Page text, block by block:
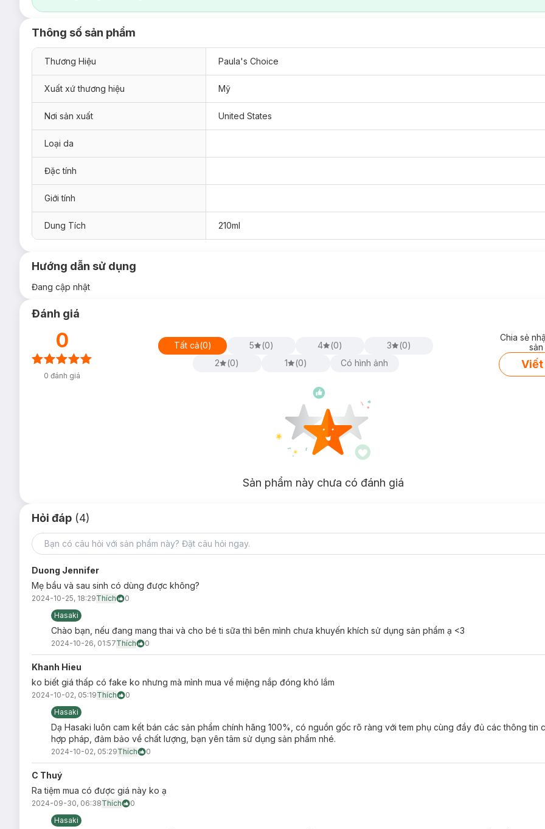
Thông số sản phẩm
Thương Hiệu Paula's Choice
Xuất xứ thương hiệu Mỹ
Nơi sản xuất United States
Loại da
Đặc tính
Giới tính
Dung Tích 210ml
Hướng dẫn sử dụng
Đang cập nhật
Đánh giá
0
0 đánh giá
Tất cả(0) 5 (0) 4 (0) 3 (0)
2
(0) 1 (0) Có hình ảnh
Chia sẻ
Viết
Sản phẩm này chưa có đánh giá
Hỏi đáp (4)
Duong Jennifer
Mẹ bầu và sau sinh có dùng được không?
2024-10-25, 18:29Thích
0
Hasaki
Chào bạn, nếu đang mang thai và cho bé ti sữa thì bên mình chưa khuyến khích sử dụng sản phẩm ạ <3
2024-10-26, 01:57Thích 0
Khanh Hieu
ko biết giá thấp có fake ko nhưng mà mình mua về miệng nắp đóng khó lắm
2024-10-02, 05:19Thích
0
Hasaki
Dạ Hasaki luôn cam kết bán các sản phẩm chính hãng 100%, có nguồn gốc rõ ràng với tem phụ cùng đầy đủ các thông tin
hợp pháp, đảm bảo về chất lượng, bạn yên tâm sử dụng sản phẩm nhé.
2024-10-02, 05:29Thích 0
C Thuý
Ra tiệm mua có được giá này ko ạ
2024-09-30, 06:38Thích
0
Hasaki